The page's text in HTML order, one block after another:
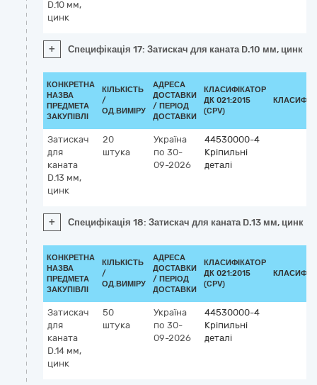
D.10 мм,
цинк
+ Специфікація 17: Затискач для каната D.10 мм, цинк
КОНКРЕТНА
НАЗВА
ПРЕДМЕТА
ЗАКУПІВЛІ
КІЛЬКІСТЬ
/
ОД.ВИМІРУ
АДРЕСА
ДОСТАВКИ
/ ПЕРІОД
ДОСТАВКИ
КЛАСИФІКАТОР
ДК 021:2015
(CPV)
Затискач
для
каната
D.13 мм,
цинк
20
штука
Україна
по 30-
09-2026
44530000-4
Кріпильні
деталі
+ Специфікація 18: Затискач для каната D.13 мм, цинк
КОНКРЕТНА
НАЗВА
ПРЕДМЕТА
ЗАКУПІВЛІ
КІЛЬКІСТЬ
/
ОД.ВИМІРУ
АДРЕСА
ДОСТАВКИ
/ ПЕРІОД
ДОСТАВКИ
КЛАСИФІКАТОР
ДК 021:2015
(CPV)
Затискач
для
каната
D.14 мм,
цинк
50
штука
Україна
по 30-
09-2026
44530000-4
Кріпильні
деталі